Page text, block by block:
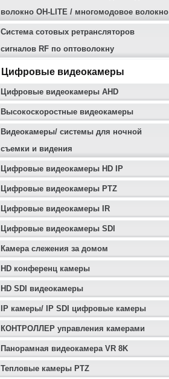
волокно OH-LITE / многомодовое волокно
Система сотовых ретрансляторов
сигналов RF по оптоволокну
Цифровые видеокамеры
Цифровые видеокамеры AHD
Высокоскоростные видеокамеры
Видеокамеры/ системы для ночной
съемки и видения
Цифровые видеокамеры HD IP
Цифровые видеокамеры PTZ
Цифровые видеокамеры IR
Цифровые видеокамеры SDI
Камера слежения за домом
HD конференц камеры
HD SDI видеокамеры
IP камеры/ IP SDI цифровые камеры
КОНТРОЛЛЕР управления камерами
Панорамная видеокамера VR 8K
Тепловые камеры PTZ